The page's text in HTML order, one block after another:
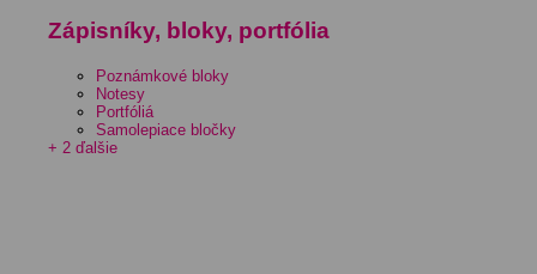
Zápisníky, bloky, portfólia
Poznámkové bloky
Notesy
Portfóliá
Samolepiace bločky
+ 2 ďalšie